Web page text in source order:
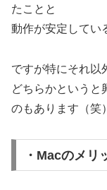
たことと
動作が安定してい
ですが特にそれ以
どちらかというと
のもあります（笑）
・Macのメリ